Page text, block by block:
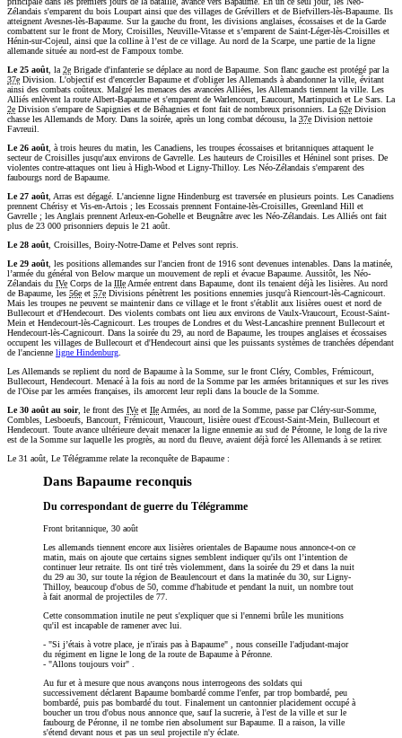
Zélandais s'emparent du bois Loupart ainsi que des villages de Grévillers et de Biefvillers-lès-Bapaume. Ils
atteignent Avesnes-lès-Bapaume. Sur la gauche du front, les divisions anglaises, écossaises et de la Garde
combattent sur le front de Mory, Croisilles, Neuville-Vitasse et s’emparent de Saint-Léger-lès-Croisilles et
Hénin-sur-Cojeul, ainsi que la colline à l’est de ce village. Au nord de la Scarpe, une partie de la ligne
allemande située au nord-est de Fampoux tombe.
Le 25 août , la 2e Brigade d'infanterie se déplace au nord de Bapaume. Son flanc gauche est protégé par la
37e Division. L'objectif est d'encercler Bapaume et d'obliger les Allemands à abandonner la ville, évitant
ainsi des combats coûteux. Malgré les menaces des avancées Alliées, les Allemands tiennent la ville. Les
Alliés enlèvent la route Albert-Bapaume et s'emparent de Warlencourt, Eaucourt, Martinpuich et Le Sars. La
2e Division s'empare de Sapignies et de Béhagnies et font fait de nombreux prisonniers. La 62e Division
chasse les Allemands de Mory. Dans la soirée, après un long combat décousu, la 37e Division nettoie
Favreuil.
Le 26 août , à trois heures du matin, les Canadiens, les troupes écossaises et britanniques attaquent le
secteur de Croisilles jusqu'aux environs de Gavrelle. Les hauteurs de Croisilles et Héninel sont prises. De
violentes contre-attaques ont lieu à High-Wood et Ligny-Thilloy. Les Néo-Zélandais s'emparent des
faubourgs nord de Bapaume.
Le 27 août , Arras est dégagé. L'ancienne ligne Hindenburg est traversée en plusieurs points. Les Canadiens
prennent Chérisy et Vis-en-Artois ; les Ecossais prennent Fontaine-lès-Croisilles, Greenland Hill et
Gavrelle ; les Anglais prennent Arleux-en-Gohelle et Beugnâtre avec les Néo-Zélandais. Les Alliés ont fait
plus de 23 000 prisonniers depuis le 21 août.
Le 28 août , Croisilles, Boiry-Notre-Dame et Pelves sont repris.
Le 29 août , les positions allemandes sur l'ancien front de 1916 sont devenues intenables. Dans la matinée,
l’armée du général von Below marque un mouvement de repli et évacue Bapaume. Aussitôt, les Néo-
Zélandais du IVe Corps de la IIIe Armée entrent dans Bapaume, dont ils tenaient déjà les lisières. Au nord
de Bapaume, les 56e et 57e Divisions pénètrent les positions ennemies jusqu'à Riencourt-lès-Cagnicourt.
Mais les troupes ne peuvent se maintenir dans ce village et le front s'établit aux lisières ouest et nord de
Bullecourt et d'Hendecourt. Des violents combats ont lieu aux environs de Vaulx-Vraucourt, Ecoust-Saint-
Mein et Hendecourt-lès-Cagnicourt. Les troupes de Londres et du West-Lancashire prennent Bullecourt et
Hendecourt-lès-Cagnicourt. Dans la soirée du 29, au nord de Bapaume, les troupes anglaises et écossaises
occupent les villages de Bullecourt et d'Hendecourt ainsi que les puissants systèmes de tranchées dépendant
de l'ancienne ligne Hindenburg
Les Allemands se replient du nord de Bapaume à la Somme, sur le front Cléry, Combles, Frémicourt,
Bullecourt, Hendecourt. Menacé à la fois au nord de la Somme par les armées britanniques et sur les rives
de l'Oise par les armées françaises, ils amorcent leur repli dans la boucle de la Somme.
Le 30 août au soir, le front des IVe et IIe Armées, au nord de la Somme, passe par Cléry-sur-Somme,
Combles, Lesboeufs, Bancourt, Frémicourt, Vraucourt, lisière ouest d'Ecoust-Saint-Mein, Bullecourt et
Hendecourt. Toute avance ultérieure devait menacer la ligne ennemie au sud de Péronne, le long de la rive
est de la Somme sur laquelle les progrès, au nord du fleuve, avaient déjà forcé les Allemands à se retirer.
Le 31 août, Le Télégramme relate la reconquête de Bapaume :
Dans Bapaume reconquis
Du correspondant de guerre du Télégramme
Front britannique, 30 août
Les allemands tiennent encore aux lisières orientales de Bapaume nous annonce-t-on ce
matin, mais on ajoute que certains signes semblent indiquer qu'ils ont l’intention de
continuer leur retraite. Ils ont tiré très violemment, dans la soirée du 29 et dans la nuit
du 29 au 30, sur toute la région de Beaulencourt et dans la matinée du 30, sur Ligny-
Thilloy, beaucoup d'obus de 50, comme d'habitude et pendant la nuit, un nombre tout
à fait anormal de projectiles de 77.
Cette consommation inutile ne peut s'expliquer que si l'ennemi brûle les munitions
qu'il est incapable de ramener avec lui.
-
Si j’étais à votre place, je n'irais pas à Bapaume
, nous conseille l'adjudant-major
du régiment en ligne le long de la route de Bapaume à Péronne.
-
Allons toujours voir
Au fur et à mesure que nous avançons nous interrogeons des soldats qui
successivement déclarent Bapaume bombardé comme l'enfer, par trop bombardé, peu
bombardé, puis pas bombardé du tout. Finalement un cantonnier placidement occupé à
boucher un trou d'obus nous annonce que, sauf la sucrerie, à l'est de la ville et sur le
faubourg de Péronne, il ne tombe rien absolument sur Bapaume. Il a raison, la ville
s'étend devant nous et pas un seul projectile n'y éclate.